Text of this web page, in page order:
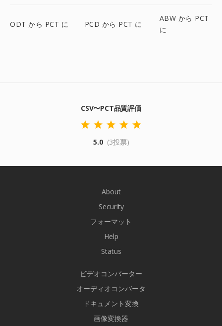
ODT から PCT に PCD から PCT に
ABW から PCT
に
CSV〜PCT品質評価
5.0 (3投票)
About
Security
フォーマット
Help
Status
ビデオコンバーター
オーディオコンバータ
ドキュメント変換
画像変換器